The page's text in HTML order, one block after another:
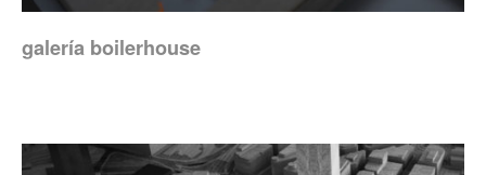
galería boilerhouse